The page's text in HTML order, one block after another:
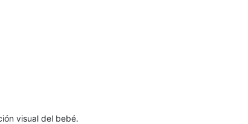
visual del bebé.